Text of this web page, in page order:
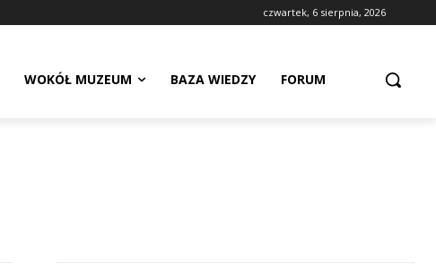
czwartek, 6 sierpnia, 2026
WOKÓŁ MUZEUM BAZA WIEDZY FORUM